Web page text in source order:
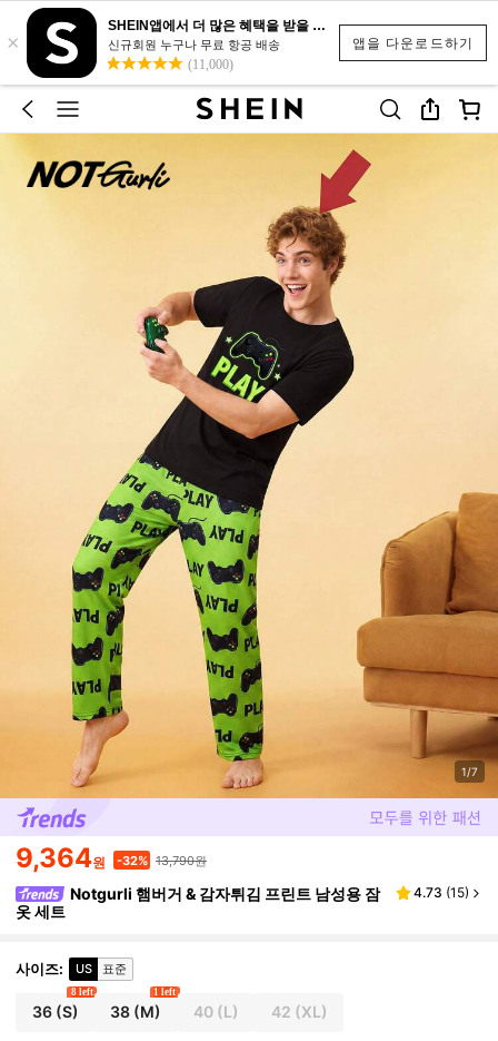
앱을 다운로드하기
×
SHEIN앱에서 더 많은 혜택을 받을 수 있어요.
신규회원 누구나 무료 항공 배송
(11,000)
1/7
9,364원 -32% 13,790원
Notgurli 햄버거 & 감자튀김 프린트 남성용 잠
옷 세트
4.73 (15)
사이즈: US 표준
36(S)
8 left
38 (M)
1 left
40(L) 42 (XL)